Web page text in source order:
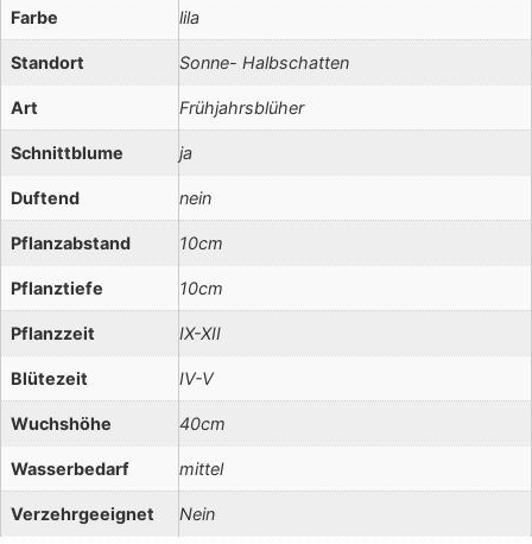
Farbe lila
Standort Sonne- Halbschatten
Art Frühjahrsblüher
Schnittblume ja
Duftend nein
Pflanzabstand 10cm
Pflanztiefe 10cm
Pflanzzeit IX-XII
Blütezeit IV-V
Wuchshöhe 40cm
Wasserbedarf mittel
Verzehrgeeignet Nein